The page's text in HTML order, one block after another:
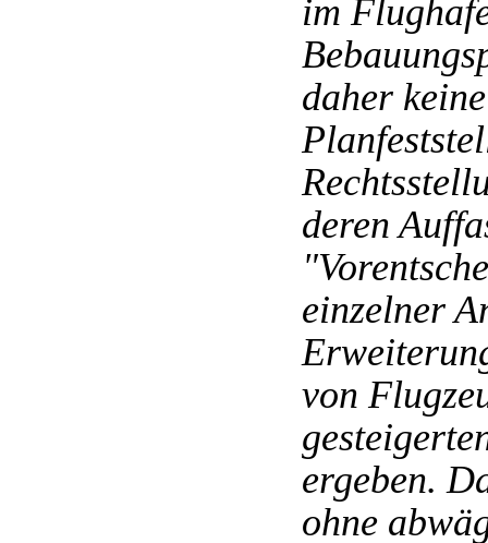
im
daher
deren
einzelner
von
ergeben.
ohne